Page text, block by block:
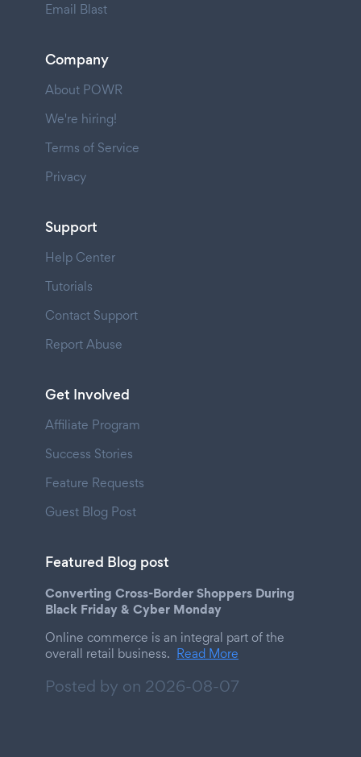
Email Blast
Company
About POWR
We're hiring!
Terms of Service
Privacy
Support
Help Center
Tutorials
Contact Support
Report Abuse
Get Involved
Affiliate Program
Success Stories
Feature Requests
Guest Blog Post
Featured Blog post
Converting Cross-Border Shoppers During
Black Friday & Cyber Monday
Online commerce is an integral part of the
overall retail business. Read More
Posted by on 2026-08-07